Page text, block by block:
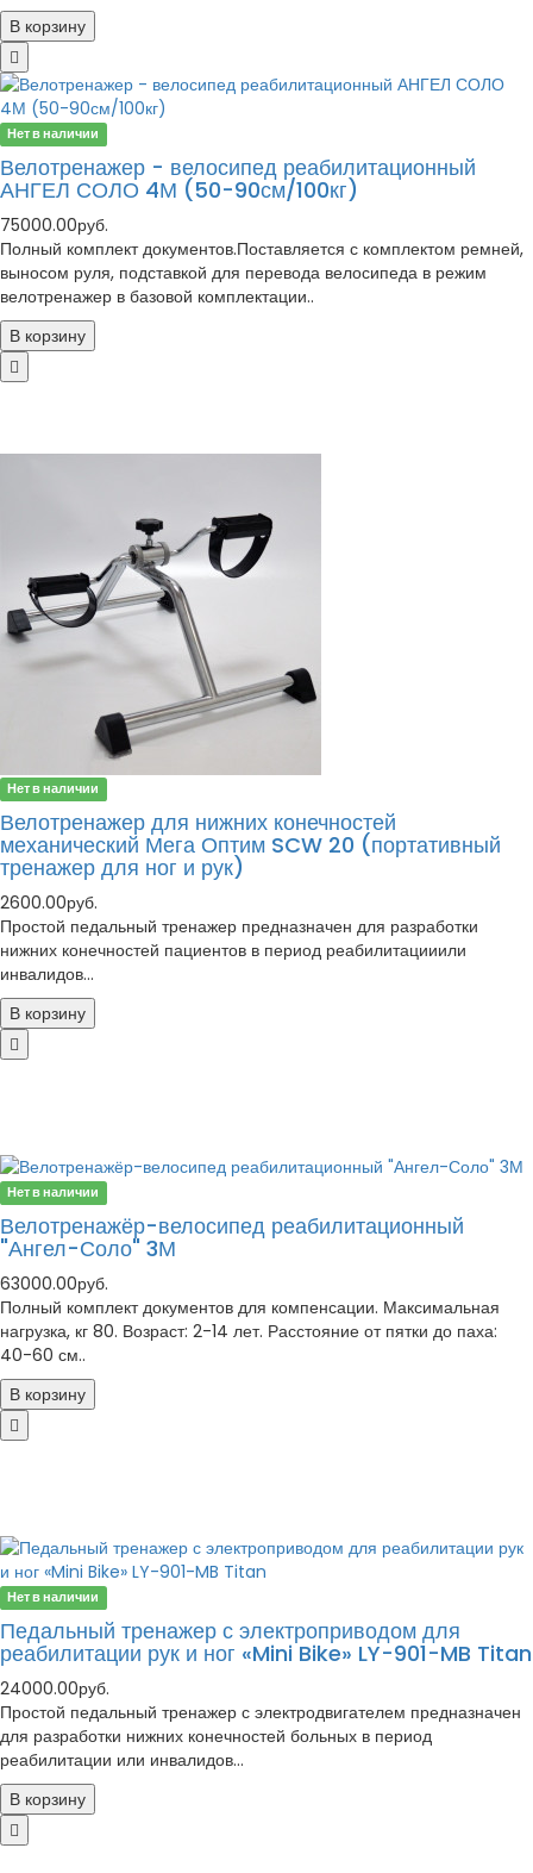
В корзину
Нет в наличии
Велотренажер - велосипед реабилитационный
АНГЕЛ СОЛО 4М (50-90см/100кг)
75000.00руб.
Полный комплект документов.Поставляется с комплектом ремней,
выносом руля, подставкой для перевода велосипеда в режим
велотренажер в базовой комплектации..
В корзину
Нет в наличии
Велотренажер для нижних конечностей
механический Мега Оптим SCW 20 (портативный
тренажер для ног и рук)
2600.00руб.
Простой педальный тренажер предназначен для разработки
нижних конечностей пациентов в период реабилитацииили
инвалидов...
В корзину
Нет в наличии
Велотренажёр-велосипед реабилитационный
"Ангел-Соло" 3М
63000.00руб.
Полный комплект документов для компенсации. Максимальная
нагрузка, кг 80. Возраст: 2-14 лет. Расстояние от пятки до паха:
40-60 см..
В корзину
Нет в наличии
Педальный тренажер с электроприводом для
реабилитации рук и ног «Mini Bike» LY-901-MB Titan
24000.00руб.
Простой педальный тренажер с электродвигателем предназначен
для разработки нижних конечностей больных в период
реабилитации или инвалидов...
В корзину